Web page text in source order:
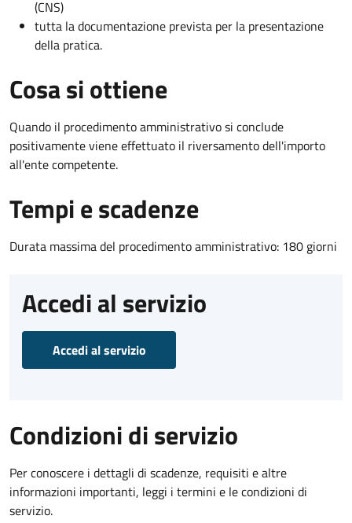
(CNS)
tutta la documentazione prevista per la presentazione
della pratica.
Cosa si ottiene
Quando il procedimento amministrativo si conclude
positivamente viene effettuato il riversamento dell'importo
all'ente competente.
Tempi e scadenze
Durata massima del procedimento amministrativo: 180 giorni
Accedi al servizio
Accedi al servizio
Condizioni di servizio
Per conoscere i dettagli di scadenze, requisiti e altre
informazioni importanti, leggi i termini e le condizioni di
servizio.